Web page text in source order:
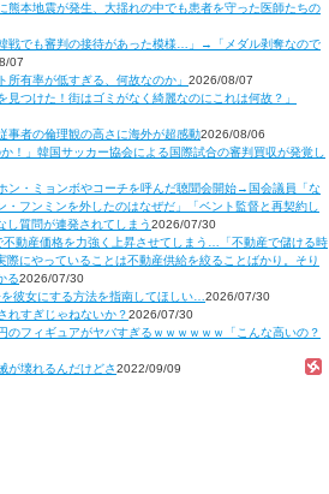
熊本地震が発生、大揺れの中でも患者を守った医師たちの
戦でも審判の接待があった模様…」→「メダル剥奪なので
07
有率が低すぎる、何故なのか」 2026/08/07
つけた！街はゴミがなく綺麗なのにこれは何故？」
事者の倫理観の高さに海外が超感動2026/08/06
！」韓国サッカー協会による国際試合の審判買収が発覚し
ン・ミョンボやコーチを呼んだ聴聞会開始→国会議員「な
フンミンを外したのはなぜだ」「ベント監督と再契約し
し質問が連発されてしまう2026/07/30
動産価格を力強く上昇させてしまう…「不動産で儲ける時
にやっていることは不動産供給を絞ることばかり。そり
る2026/07/30
彼女にする方法を指南してほしい…2026/07/30
れすぎじゃねないか？2026/07/30
フィギュアがヤバすぎるｗｗｗｗｗｗ「こんな高いの？
が壊れるんだけどさ2022/09/09